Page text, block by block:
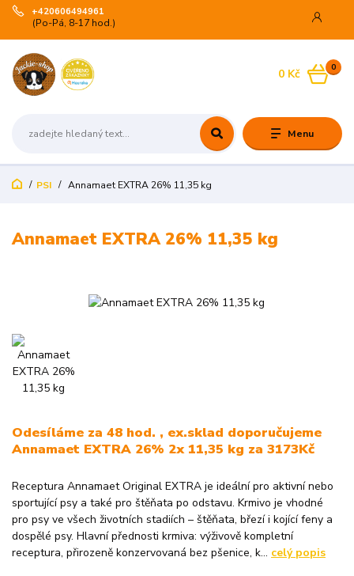
Menu
+420606494961
(Po-Pá, 8-17 hod.)
0
0 Kč
PSI Annamaet EXTRA 26% 11,35 kg
Annamaet EXTRA 26% 11,35 kg
Odesíláme za 48 hod. , ex.sklad doporučujeme
Annamaet EXTRA 26% 2x 11,35 kg za 3173Kč
Receptura Annamaet Original EXTRA je ideální pro aktivní nebo
sportující psy a také pro štěňata po odstavu. Krmivo je vhodné
pro psy ve všech životních stadiích – štěňata, březí i kojící feny a
dospělé psy. Hlavní přednosti krmiva: výživově kompletní
receptura, přirozeně konzervovaná bez pšenice, k... celý popis